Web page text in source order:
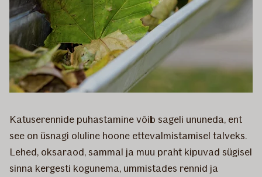
Katuserennide puhastamine võib sageli ununeda, ent
see on üsnagi oluline hoone ettevalmistamisel talveks.
Lehed, oksaraod, sammal ja muu praht kipuvad sügisel
sinna kergesti kogunema, ummistades rennid ja